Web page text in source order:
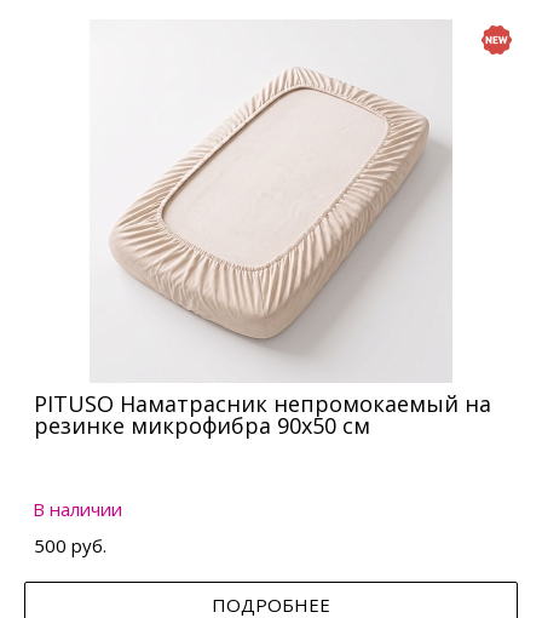
PITUSO Наматрасник непромокаемый на
резинке микрофибра 90х50 см
В наличии
500 руб.
ПОДРОБНЕЕ